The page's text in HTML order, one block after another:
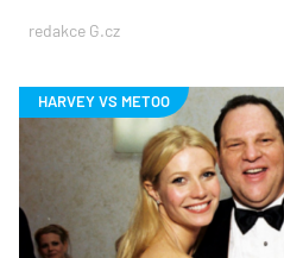
redakce G.cz